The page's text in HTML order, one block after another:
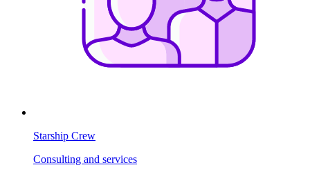
Starship Crew
Consulting and services